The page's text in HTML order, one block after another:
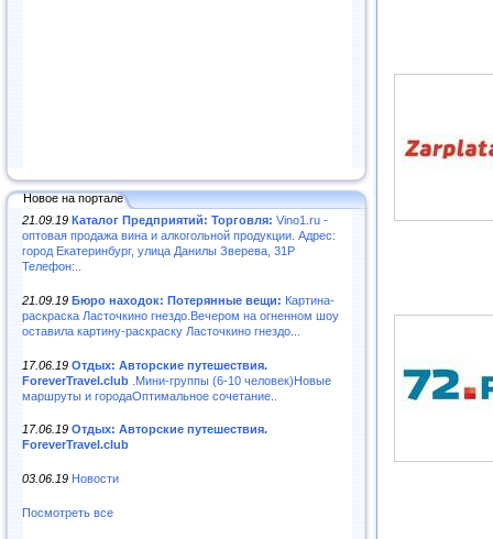
Новое на портале
21.09.19 Каталог Предприятий: Торговля: Vino1.ru -
оптовая продажа вина и алкогольной продукции. Адрес:
город Екатеринбург, улица Данилы Зверева, 31Р
Телефон:..
21.09.19 Бюро находок: Потерянные вещи: Картина-
раскраска Ласточкино гнездо.Вечером на огненном шоу
оставила картину-раскраску Ласточкино гнездо...
17.06.19 Отдых: Авторские путешествия.
ForeverTravel.club .Мини-группы (6-10 человек)Новые
маршруты и городаОптимальное сочетание..
17.06.19 Отдых: Авторские путешествия.
ForeverTravel.club
03.06.19 Новости
Посмотреть все